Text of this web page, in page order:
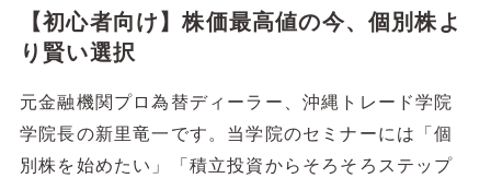
【初心者向け】株価最高値の今、個別株よ
り賢い選択
元金融機関プロ為替ディーラー、沖縄トレード学院
学院長の新里竜一です。当学院のセミナーには「個
別株を始めたい」「積立投資からそろそろステップ